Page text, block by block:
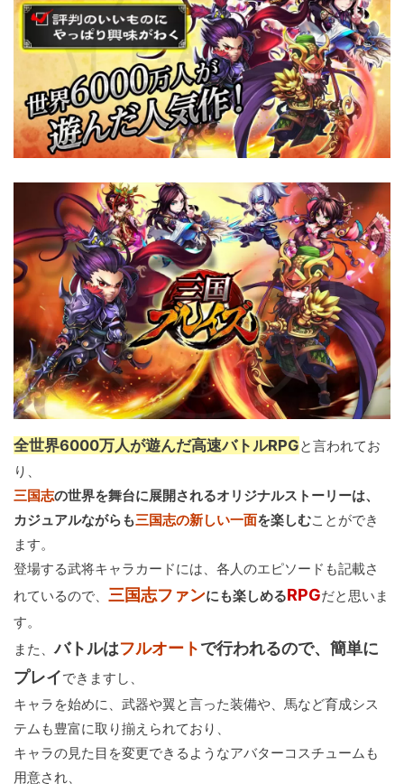
全世界6000万人が遊んだ高速バトルRPGと言われてお
り、
三国志の世界を舞台に展開されるオリジナルストーリーは、
カジュアルながらも三国志の新しい一面を楽しむことができ
ます。
登場する武将キャラカードには、各人のエピソードも記載さ
れているので、 三国志ファンにも楽しめるRPGだと思いま
す。
また、バトルはフルオートで行われるので、簡単に
プレイできますし、
キャラを始めに、武器や翼と言った装備や、馬など育成シス
テムも豊富に取り揃えられており、
キャラの見た目を変更できるようなアバターコスチュームも
用意され、